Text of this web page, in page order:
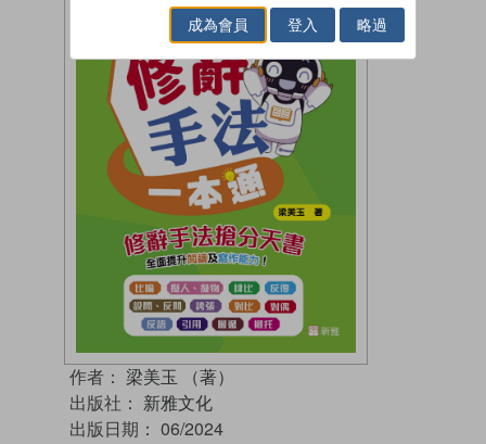
作者： 梁美玉 （著）
出版社： 新雅文化
出版日期： 06/2024
成為會員 登入 略過